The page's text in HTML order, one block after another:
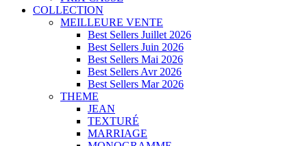
COLLECTION
MEILLEURE VENTE
Best Sellers Juillet 2026
Best Sellers Juin 2026
Best Sellers Mai 2026
Best Sellers Avr 2026
Best Sellers Mar 2026
THEME
JEAN
TEXTURÉ
MARRIAGE